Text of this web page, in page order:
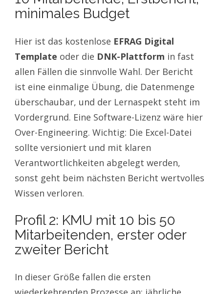
minimales Budget
Hier ist das kostenlose EFRAG Digital
Template oder die DNK-Plattform in fast
allen Fällen die sinnvolle Wahl. Der Bericht
ist eine einmalige Übung, die Datenmenge
überschaubar, und der Lernaspekt steht im
Vordergrund. Eine Software-Lizenz wäre hier
Over-Engineering. Wichtig: Die Excel-Datei
sollte versioniert und mit klaren
Verantwortlichkeiten abgelegt werden,
sonst geht beim nächsten Bericht wertvolles
Wissen verloren.
Profil 2: KMU mit 10 bis 50
Mitarbeitenden, erster oder
zweiter Bericht
In dieser Größe fallen die ersten